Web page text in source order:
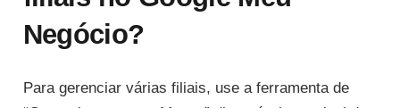
Negócio?
Para gerenciar várias filiais, use a ferramenta de